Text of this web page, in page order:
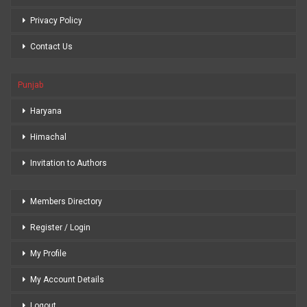
Privacy Policy
Contact Us
Punjab
Haryana
Himachal
Invitation to Authors
Members Directory
Register / Login
My Profile
My Account Details